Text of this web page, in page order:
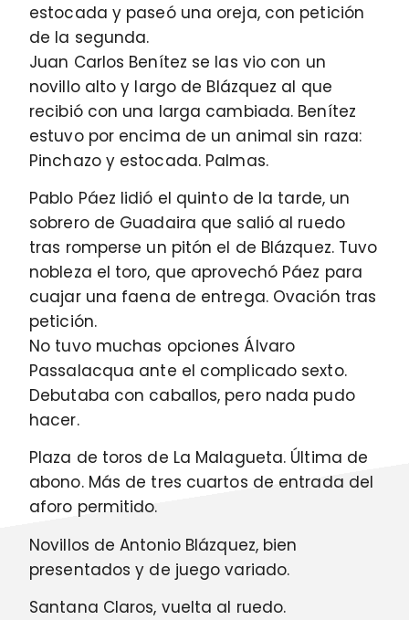
estocada y paseó una oreja, con petición
de la segunda.
Juan Carlos Benítez se las vio con un
novillo alto y largo de Blázquez al que
recibió con una larga cambiada. Benítez
estuvo por encima de un animal sin raza:
Pinchazo y estocada. Palmas.
Pablo Páez lidió el quinto de la tarde, un
sobrero de Guadaira que salió al ruedo
tras romperse un pitón el de Blázquez. Tuvo
nobleza el toro, que aprovechó Páez para
cuajar una faena de entrega. Ovación tras
petición.
No tuvo muchas opciones Álvaro
Passalacqua ante el complicado sexto.
Debutaba con caballos, pero nada pudo
hacer.
Plaza de toros de La Malagueta. Última de
abono. Más de tres cuartos de entrada del
aforo permitido.
Novillos de Antonio Blázquez, bien
presentados y de juego variado.
Santana Claros, vuelta al ruedo.